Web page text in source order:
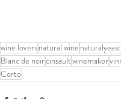
wine loversnatural wine naturalyeast
Blanc de noircinsaultwinemaker
Corto